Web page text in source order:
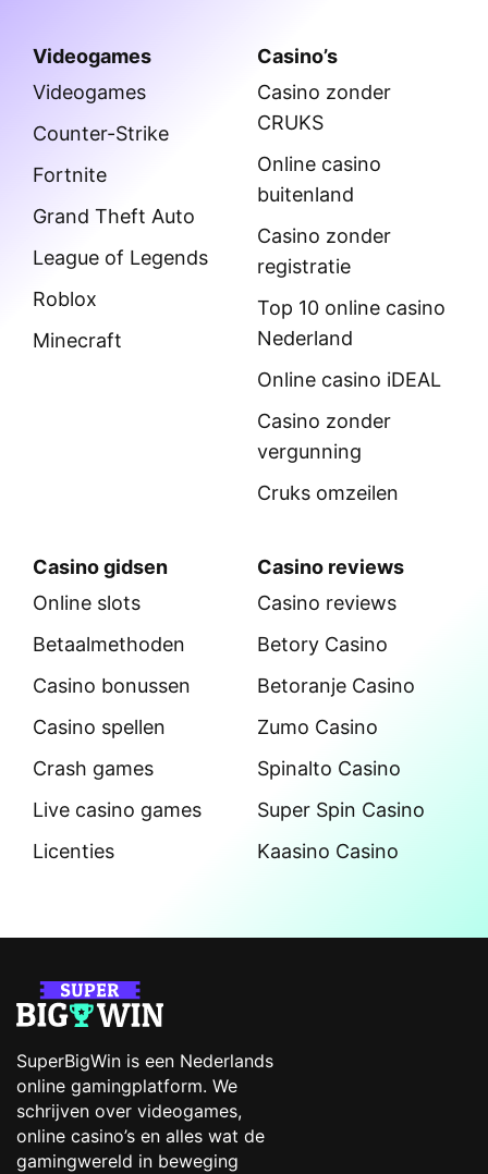
Videogames
Videogames
Counter-Strike
Fortnite
Grand Theft Auto
League of Legends
Roblox
Minecraft
Casino’s
Casino zonder
CRUKS
Online casino
buitenland
Casino zonder
registratie
Top 10 online casino
Nederland
Online casino iDEAL
Casino zonder
vergunning
Cruks omzeilen
Casino gidsen
Online slots
Betaalmethoden
Casino bonussen
Casino spellen
Crash games
Live casino games
Licenties
Casino reviews
Casino reviews
Betory Casino
Betoranje Casino
Zumo Casino
Spinalto Casino
Super Spin Casino
Kaasino Casino
SuperBigWin is een Nederlands
online gamingplatform. We
schrijven over videogames,
online casino’s en alles wat de
gamingwereld in beweging